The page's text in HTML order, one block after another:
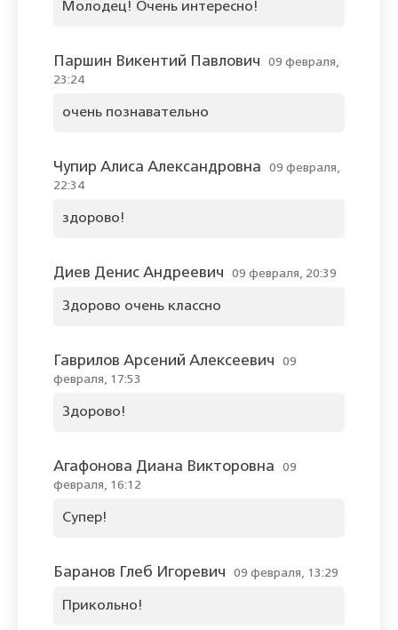
Молодец! Очень интересно!
Паршин Викентий Павлович
09 февраля,
23:24
очень познавательно
Чупир Алиса Александровна
09 февраля,
22:34
здорово!
Диев Денис Андреевич 09 февраля, 20:39
Здорово очень классно
Гаврилов Арсений Алексеевич
09
февраля, 17:53
Здорово!
Агафонова Диана Викторовна
09
февраля, 16:12
Супер!
Баранов Глеб Игоревич 09 февраля, 13:29
Прикольно!